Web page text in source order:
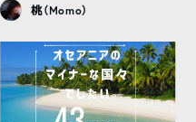
桃（Momo）